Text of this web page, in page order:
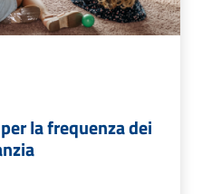
la frequenza dei